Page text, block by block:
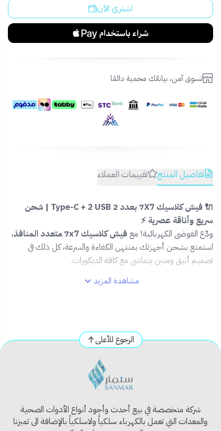
اشتري الآن
تسوق آمن، بياناتك محمية دائمًا
تفاصيل المنتج تقييمات العملاء
🔌 فيش كلاسيك 7X7 بعدد 2 Type-C + 2 USB | شحن
سريع وأناقة عصرية ⚡
ودّع الفوضى الكهربائية! مع فيش كلاسيك 7x7 متعدد المنافذ
،
استمتع بشحن أجهزتك بمنتهى الكفاءة والسرعة، كل ذلك في
تصميم أنيق ومتين يتماشى مع كافة الديكورات.
بقوة 2100mA للشحن السريع والآمن.
🛡️ مزوّد بحماية من التيار الزائد والحرارة.
فيش جداري 7x7 | 2 USB | 2 Type-C | مؤشرات إضاءة | لون
أبيض.
مشاهدة المزيد
الرجوع للأعلى
شركة متخصصة في بيع أحدث وأجود أنواع الأدوات الصحية
والمعدات التي تعمل بالكهرباء سلكياً ولاسلكياً بالإضافة الى تميزنا